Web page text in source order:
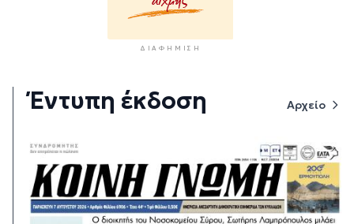
ΔΙΑΦΉΜΙΣΗ
Έντυπη έκδοση Αρχείο